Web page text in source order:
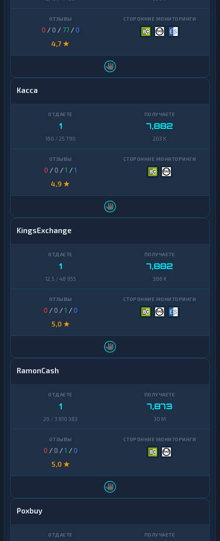
0 / 0 / 77/0
4,7 ★
Касса
1
160 / 25 790
7,882
203 K
0 / 0 /1 /1
4,9 ★
KingsExchange
1
12,5 / 48 955
7,882
386 K
0 / 0 /1 /0
5,0 ★
RamonCash
1
20 / 3 810 383
7,873
30 M
0 / 0 /1 /0
5,0 ★
Poxbuy